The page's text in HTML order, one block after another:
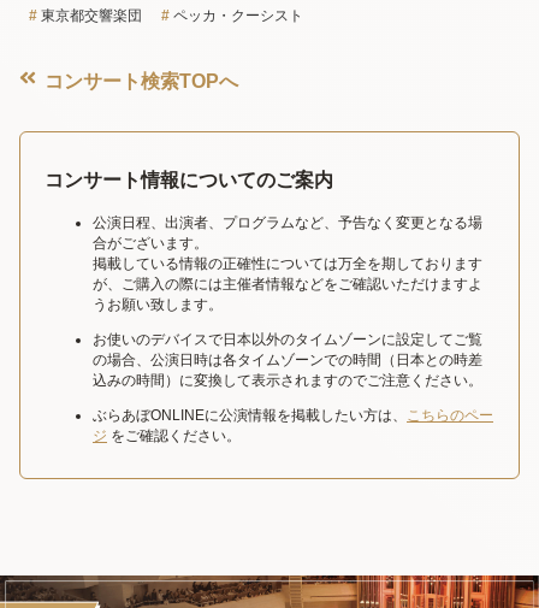
東京都交響楽団
ペッカ・クーシスト
コンサート検索TOPへ
コンサート情報についてのご案内
公演日程、出演者、プログラムなど、予告なく変更となる場
合がございます。
掲載している情報の正確性については万全を期しております
が、ご購入の際には主催者情報などをご確認いただけますよ
うお願い致します。
お使いのデバイスで日本以外のタイムゾーンに設定してご覧
の場合、公演日時は各タイムゾーンでの時間（日本との時差
込みの時間）に変換して表示されますのでご注意ください。
ぶらあぼONLINEに公演情報を掲載したい方は、 こちらのペー
ジ をご確認ください。